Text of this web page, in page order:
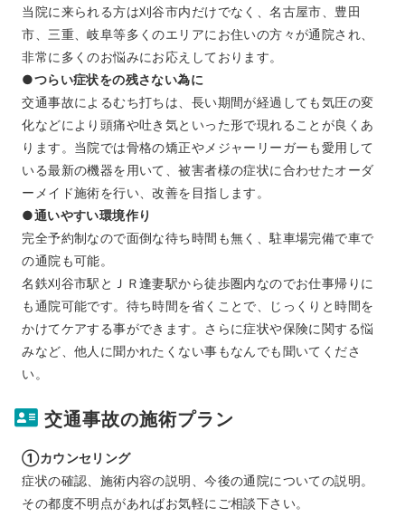
当院に来られる方は刈谷市内だけでなく、名古屋市、豊田
市、三重、岐阜等多くのエリアにお住いの方々が通院され、
非常に多くのお悩みにお応えしております。
●つらい症状をの残さない為に
交通事故によるむち打ちは、長い期間が経過しても気圧の変
化などにより頭痛や吐き気といった形で現れることが良くあ
ります。当院では骨格の矯正やメジャーリーガーも愛用して
いる最新の機器を用いて、被害者様の症状に合わせたオーダ
ーメイド施術を行い、改善を目指します。
●通いやすい環境作り
完全予約制なので面倒な待ち時間も無く、駐車場完備で車で
の通院も可能。
名鉄刈谷市駅とＪＲ逢妻駅から徒歩圏内なのでお仕事帰りに
も通院可能です。待ち時間を省くことで、じっくりと時間を
かけてケアする事ができます。さらに症状や保険に関する悩
みなど、他人に聞かれたくない事もなんでも聞いてくださ
い。
交通事故の施術プラン
①カウンセリング
症状の確認、施術内容の説明、今後の通院についての説明。
その都度不明点があればお気軽にご相談下さい。